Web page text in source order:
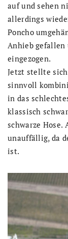
auf und sehen
allerdings
Poncho
Anhieb
eingezogen.
Jetzt stellte
sinnvoll
in das
klassisch
schwarze
unauffällig, da
ist.